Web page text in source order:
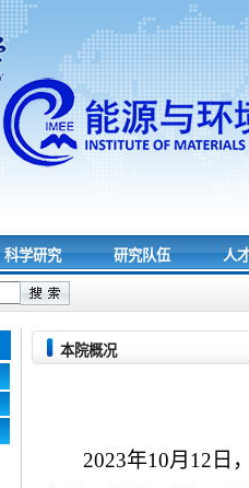
科学研究 研究队伍 人
本院概况
2023年10月 12 日